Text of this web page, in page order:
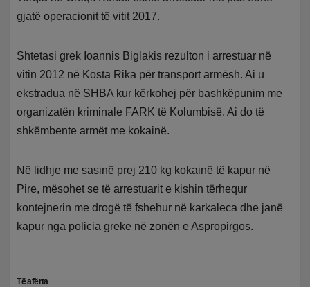
gjatë operacionit të vitit 2017.
Shtetasi grek Ioannis Biglakis rezulton i arrestuar në
vitin 2012 në Kosta Rika për transport armësh. Ai u
ekstradua në SHBA kur kërkohej për bashkëpunim me
organizatën kriminale FARK të Kolumbisë. Ai do të
shkëmbente armët me kokainë.
Në lidhje me sasinë prej 210 kg kokainë të kapur në
Pire, mësohet se të arrestuarit e kishin tërhequr
kontejnerin me drogë të fshehur në karkaleca dhe janë
kapur nga policia greke në zonën e Aspropirgos.
Të afërta